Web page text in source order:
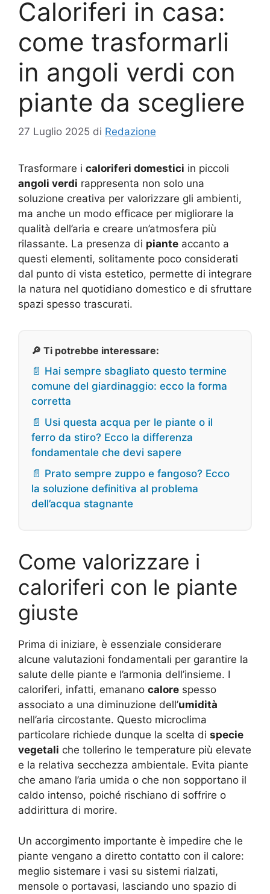
Caloriferi in casa:
come trasformarli
in angoli verdi con
piante da scegliere
27 Luglio 2025 di Redazione
Trasformare i caloriferi domestici in piccoli
angoli verdi rappresenta non solo una
soluzione creativa per valorizzare gli ambienti,
ma anche un modo efficace per migliorare la
qualità dell’aria e creare un’atmosfera più
rilassante. La presenza di piante accanto a
questi elementi, solitamente poco considerati
dal punto di vista estetico, permette di integrare
la natura nel quotidiano domestico e di sfruttare
spazi spesso trascurati.
🔎 Ti potrebbe interessare:
📄 Hai sempre sbagliato questo termine
comune del giardinaggio: ecco la forma
corretta
📄 Usi questa acqua per le piante o il
ferro da stiro? Ecco la differenza
fondamentale che devi sapere
📄 Prato sempre zuppo e fangoso? Ecco
la soluzione definitiva al problema
dell’acqua stagnante
Come valorizzare i
caloriferi con le piante
giuste
Prima di iniziare, è essenziale considerare
alcune valutazioni fondamentali per garantire la
salute delle piante e l’armonia dell’insieme. I
caloriferi, infatti, emanano calore spesso
associato a una diminuzione dell’umidità
nell’aria circostante. Questo microclima
particolare richiede dunque la scelta di specie
vegetali che tollerino le temperature più elevate
e la relativa secchezza ambientale. Evita piante
che amano l’aria umida o che non sopportano il
caldo intenso, poiché rischiano di soffrire o
addirittura di morire.
Un accorgimento importante è impedire che le
piante vengano a diretto contatto con il calore:
meglio sistemare i vasi su sistemi rialzati,
mensole o portavasi, lasciando uno spazio di